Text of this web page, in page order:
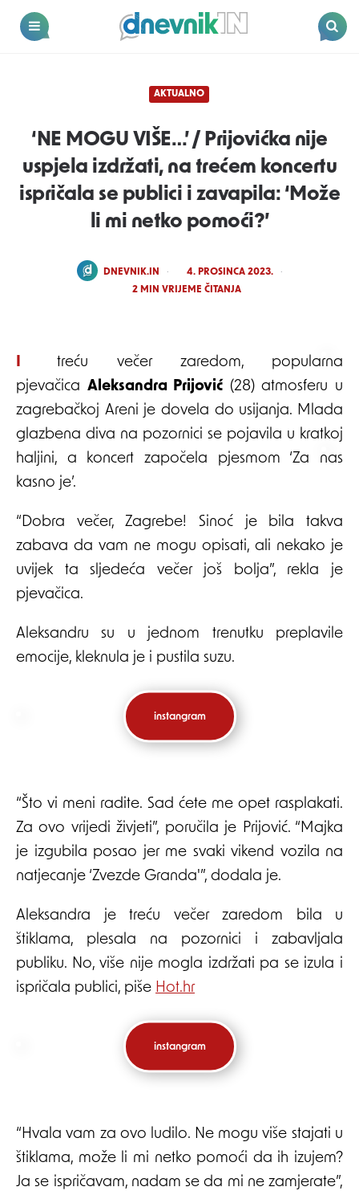
Dnevnik.in
AKTUALNO
‘NE MOGU VIŠE…’ / Prijovićka nije
uspjela izdržati, na trećem koncertu
ispričala se publici i zavapila: ‘Može
li mi netko pomoći?’
POSTED
DNEVNIK.IN
4. PROSINCA 2023.
2 MIN VRIJEME ČITANJA
I treću večer zaredom, popularna
pjevačica Aleksandra Prijović (28) atmosferu u
zagrebačkoj Areni je dovela do usijanja. Mlada
glazbena diva na pozornici se pojavila u kratkoj
haljini, a koncert započela pjesmom ‘Za nas
kasno je’.
“Dobra večer, Zagrebe! Sinoć je bila takva
zabava da vam ne mogu opisati, ali nekako je
uvijek ta sljedeća večer još bolja”, rekla je
pjevačica.
Aleksandru su u jednom trenutku preplavile
emocije, kleknula je i pustila suzu.
instangram
“Što vi meni radite. Sad ćete me opet rasplakati.
Za ovo vrijedi živjeti”, poručila je Prijović. “Majka
je izgubila posao jer me svaki vikend vozila na
natjecanje ‘Zvezde Granda'”, dodala je.
Aleksandra je treću večer zaredom bila u
štiklama, plesala na pozornici i zabavljala
publiku. No, više nije mogla izdržati pa se izula i
ispričala publici, piše Hot.hr
instangram
“Hvala vam za ovo ludilo. Ne mogu više stajati u
štiklama, može li mi netko pomoći da ih izujem?
Ja se ispričavam, nadam se da mi ne zamjerate”,